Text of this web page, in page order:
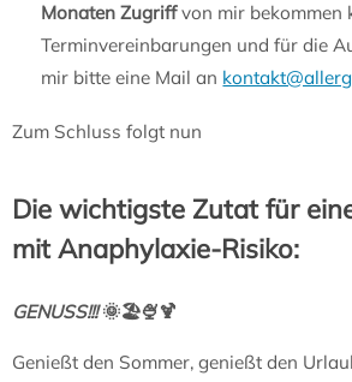
Monaten Zugriffvon mir bekommen
Terminvereinbarungen und für die
mir bitte eine Mail an
Zum Schluss folgt nun
Die wichtigste Zutat für
mit Anaphylaxie-Risiko:
GENUSS!!!🌞🏖🍨🍹
Genießt den Sommer, genießt den